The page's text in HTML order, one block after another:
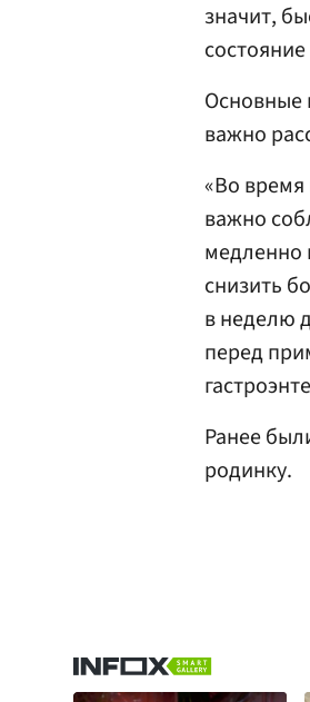
значит,
Основные
важно
«Во
важно
медленно
снизить
в неделю
перед
Ранее
родинку.